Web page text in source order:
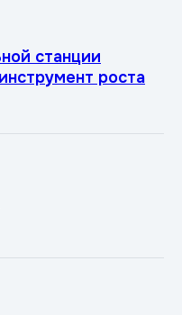
станции
роста